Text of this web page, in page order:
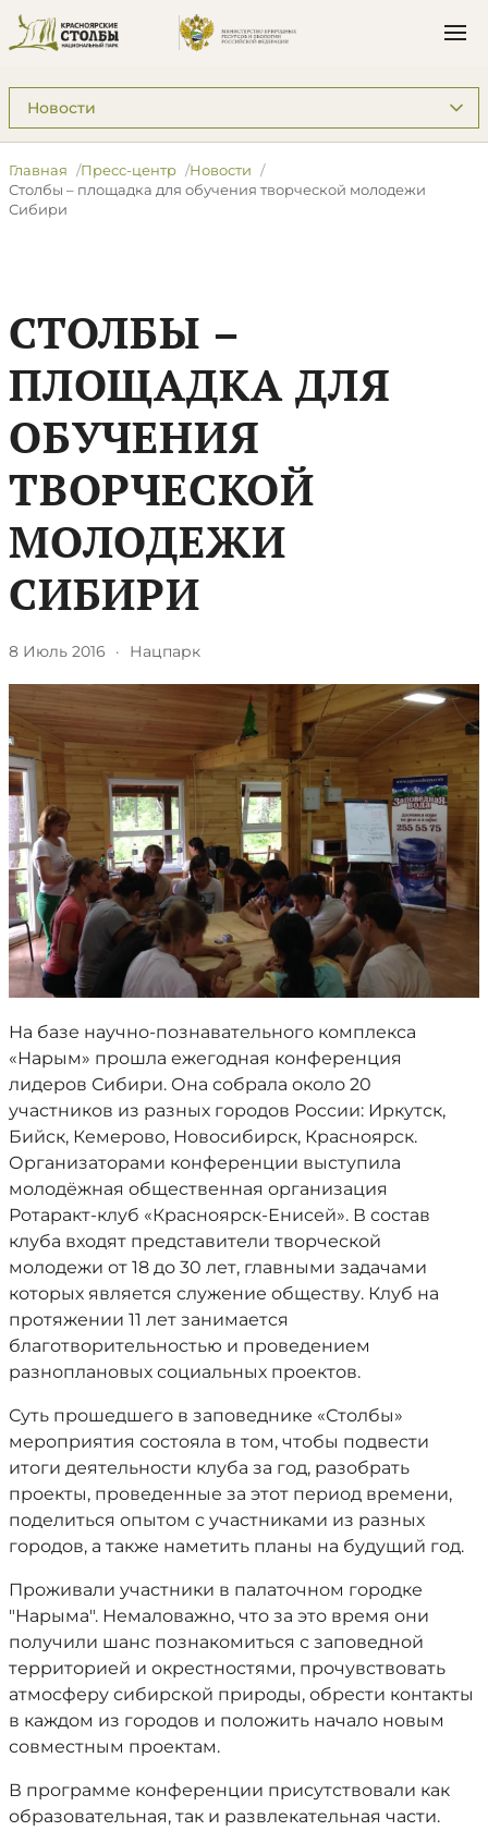
Подразделы: Пресс-центр
Главная Пресс-центр
Новости
Столбы – площадка для обучения творческой молодежи
Сибири
СТОЛБЫ –
ПЛОЩАДКА ДЛЯ
ОБУЧЕНИЯ
ТВОРЧЕСКОЙ
МОЛОДЕЖИ
СИБИРИ
8 Июль 2016 · Нацпарк
На базе научно-познавательного комплекса
«Нарым» прошла ежегодная конференция
лидеров Сибири. Она собрала около 20
участников из разных городов России: Иркутск,
Бийск, Кемерово, Новосибирск, Красноярск.
Организаторами конференции выступила
молодёжная общественная организация
Ротаракт-клуб «Красноярск-Енисей». В состав
клуба входят представители творческой
молодежи от 18 до 30 лет, главными задачами
которых является служение обществу. Клуб на
протяжении 11 лет занимается
благотворительностью и проведением
разноплановых социальных проектов.
Суть прошедшего в заповеднике «Столбы»
мероприятия состояла в том, чтобы подвести
итоги деятельности клуба за год, разобрать
проекты, проведенные за этот период времени,
поделиться опытом с участниками из разных
городов, а также наметить планы на будущий год.
Проживали участники в палаточном городке
"Нарыма". Немаловажно, что за это время они
получили шанс познакомиться с заповедной
территорией и окрестностями, прочувствовать
атмосферу сибирской природы, обрести контакты
в каждом из городов и положить начало новым
совместным проектам.
В программе конференции присутствовали как
образовательная, так и развлекательная части.